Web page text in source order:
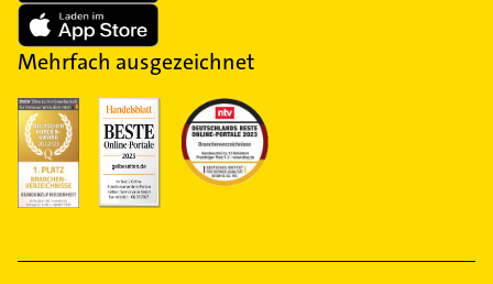
Mehrfach ausgezeichnet